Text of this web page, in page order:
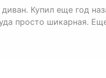
Купил еще год
просто шикарная.